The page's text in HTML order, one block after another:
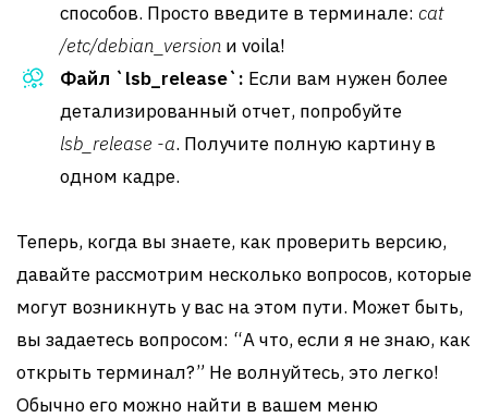
способов. Просто введите в терминале: cat
/etc/debian_version и voila!
Файл `lsb_release`: Если вам нужен более
детализированный отчет, попробуйте
lsb_release -a. Получите полную картину в
одном кадре.
Теперь, когда вы знаете, как проверить версию,
давайте рассмотрим несколько вопросов, которые
могут возникнуть у вас на этом пути. Может быть,
вы задаетесь вопросом: “А что, если я не знаю, как
открыть терминал?” Не волнуйтесь, это легко!
Обычно его можно найти в вашем меню